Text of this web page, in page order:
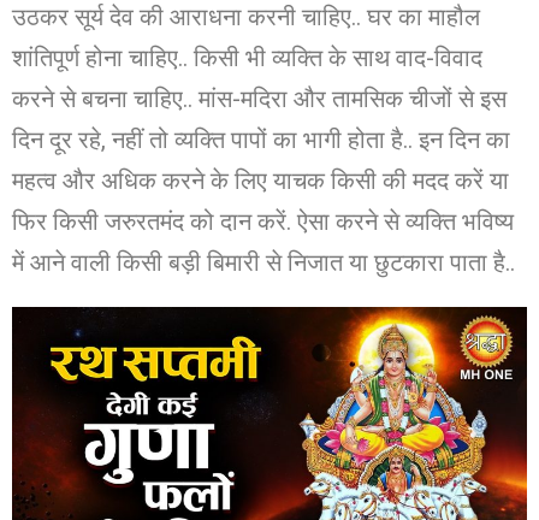
उठकर सूर्य देव की आराधना करनी चाहिए.. घर का माहौल
शांतिपूर्ण होना चाहिए.. किसी भी व्यक्ति के साथ वाद-विवाद
करने से बचना चाहिए.. मांस-मदिरा और तामसिक चीजों से इस
दिन दूर रहे, नहीं तो व्यक्ति पापों का भागी होता है.. इन दिन का
महत्व और अधिक करने के लिए याचक किसी की मदद करें या
फिर किसी जरुरतमंद को दान करें. ऐसा करने से व्यक्ति भविष्य
में आने वाली किसी बड़ी बिमारी से निजात या छुटकारा पाता है..